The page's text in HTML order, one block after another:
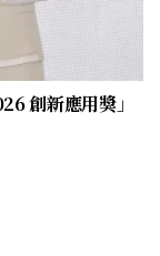
創新應用獎」